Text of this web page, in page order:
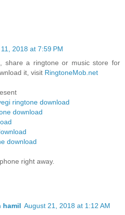
2018 at 7:59 PM
share a ringtone or music store for
it, visit RingtoneMob.net
ringtone download
download
download
right away.
hamil August 21, 2018 at 1:12 AM